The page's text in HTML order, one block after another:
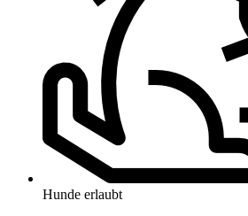
Hunde erlaubt